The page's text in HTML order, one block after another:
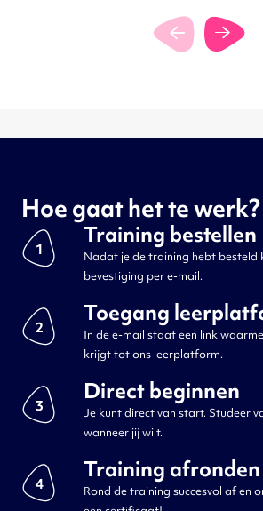
Hoe gaat het te werk?
1
Training bestellen
Nadat je de training hebt besteld
bevestiging per e-mail.
2
Toegang
In de e-mail staat een link
krijgt tot ons leerplatform.
3
Direct beginnen
Je kunt direct van start. Studeer
wanneer jij wilt.
4
Training afronden
Rond de training succesvol af en